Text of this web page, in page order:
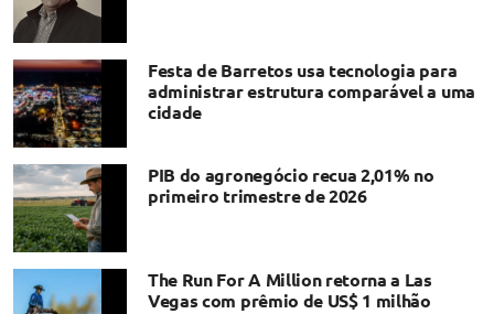
Festa de Barretos usa tecnologia para
administrar estrutura comparável a uma
cidade
PIB do agronegócio recua 2,01% no
primeiro trimestre de 2026
The Run For A Million retorna a Las
Vegas com prêmio de US$ 1 milhão